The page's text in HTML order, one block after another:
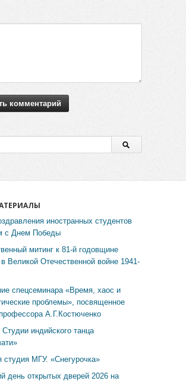
иностранных студентов
с Днем Победы
митинг к 81-й годовщине
Великой Отечественной войне 1941-
спецсеминара «Время, хаос и
проблемы», посвященное
А.Г.Костюченко
Студии индийского танца
студия МГУ. «Снегурочка»
день открытых дверей 2026 на